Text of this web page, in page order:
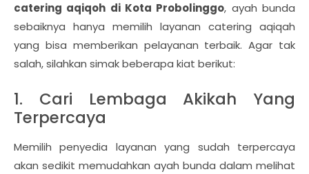
catering aqiqoh di Kota Probolinggo, ayah bunda
sebaiknya hanya memilih layanan catering aqiqah
yang bisa memberikan pelayanan terbaik. Agar tak
salah, silahkan simak beberapa kiat berikut:
1. Cari Lembaga Akikah Yang
Terpercaya
Memilih penyedia layanan yang sudah terpercaya
akan sedikit memudahkan ayah bunda dalam melihat